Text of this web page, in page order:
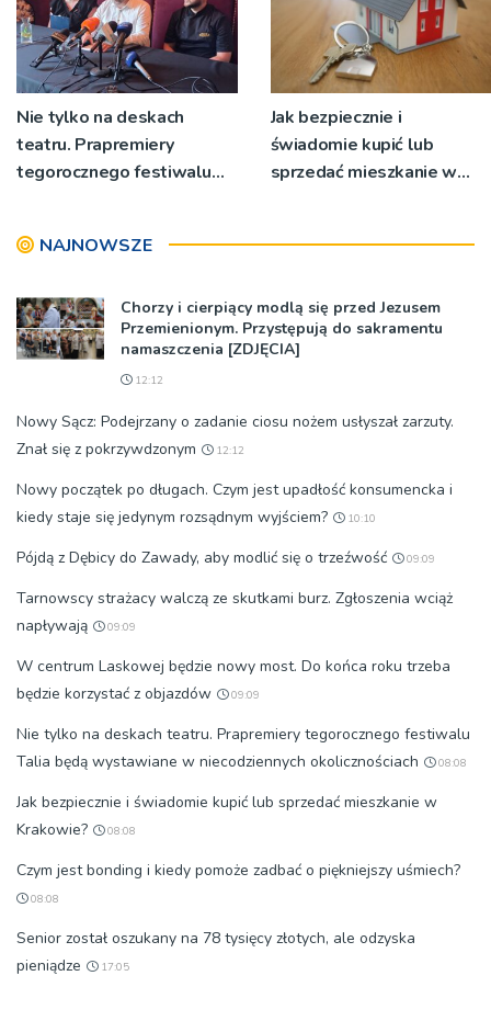
Nie tylko na deskach
teatru. Prapremiery
tegorocznego festiwalu
okolicznościach
Jak bezpiecznie i
świadomie kupić lub
sprzedać mieszkanie w
NAJNOWSZE
Chorzy i cierpiący modlą się przed Jezusem
Przemienionym. Przystępują do sakramentu
namaszczenia [ZDJĘCIA]
12:12
Nowy Sącz: Podejrzany o zadanie ciosu nożem usłyszał zarzuty.
Znał się z pokrzywdzonym
12:12
Nowy początek po długach. Czym jest upadłość konsumencka i
kiedy staje się jedynym rozsądnym wyjściem?
10:10
Pójdą z Dębicy do Zawady, aby modlić się o trzeźwość 09:09
Tarnowscy strażacy walczą ze skutkami burz. Zgłoszenia wciąż
napływają
09:09
W centrum Laskowej będzie nowy most. Do końca roku trzeba
będzie korzystać z objazdów
09:09
Nie tylko na deskach teatru. Prapremiery tegorocznego festiwalu
Talia będą wystawiane w niecodziennych okolicznościach
08:08
Jak bezpiecznie i świadomie kupić lub sprzedać mieszkanie w
Krakowie?
08:08
Czym jest bonding i kiedy pomoże zadbać o piękniejszy uśmiech?
08:08
Senior został oszukany na 78 tysięcy złotych, ale odzyska
pieniądze
17:05